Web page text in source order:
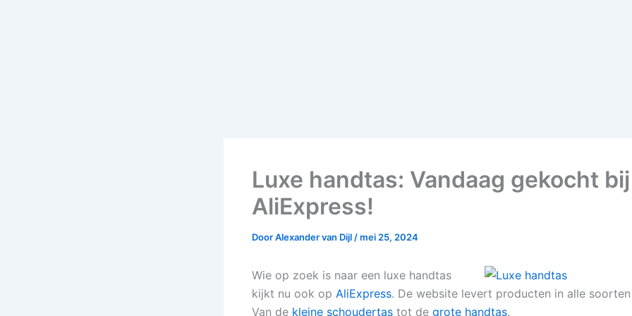
Luxe handtas: Vandaag gekocht bij
AliExpress!
DoorAlexander van Dijl /mei 25, 2024
Wie op zoek is naar een luxe handtas
kijkt nu ook op AliExpress. De website levert producten in alle soorten
Van de kleine schoudertas tot de grote handtas.